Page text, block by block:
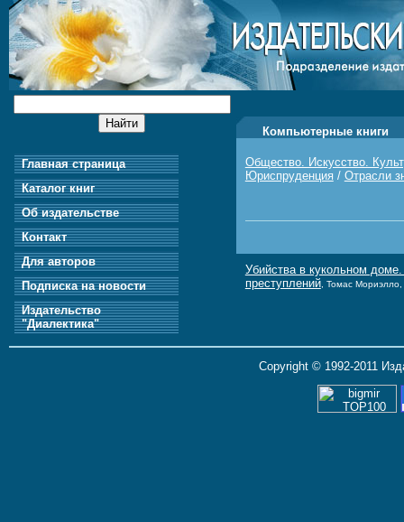
Главная страница
Каталог книг
Об издательстве
Контакт
Для авторов
Подписка на новости
Издательство
"Диалектика"
Компьютерные книги
Общество. Искусство.
Юриспруденция/ Отрасли
Убийства в кукольном
преступлений, Томас
Copyright © 1992-2011